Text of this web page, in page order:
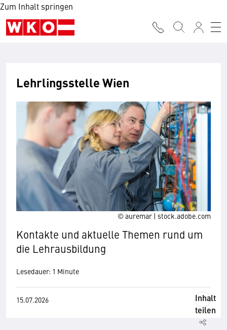
Zum Inhalt springen
© auremar | stock.adobe.com
Lehrlingsstelle Wien
Kontakte und aktuelle Themen rund um
die Lehrausbildung
Lesedauer: 1 Minute
15.07.2026
Inhalt
teilen